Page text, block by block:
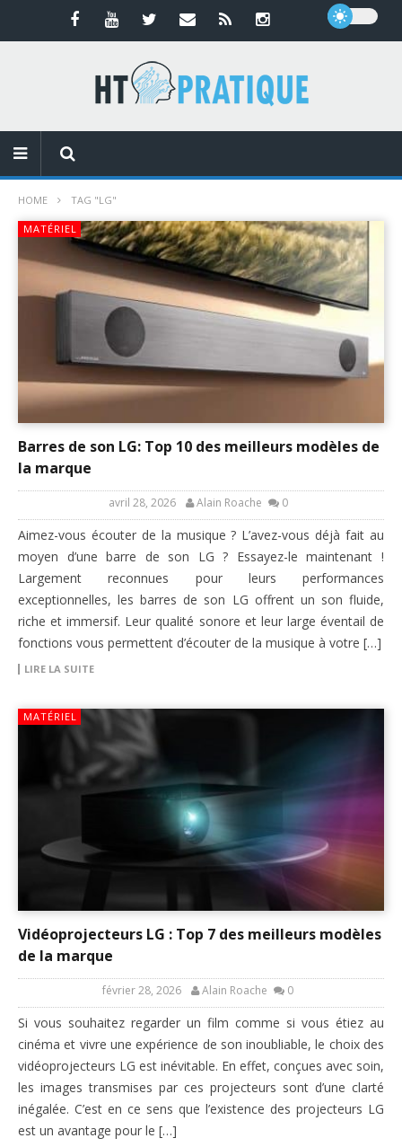
HOME TAG "LG"
MATÉRIEL
Barres de son LG: Top 10 des meilleurs modèles de
la marque
avril 28, 2026 Alain Roache 0
Aimez-vous écouter de la musique ? L’avez-vous déjà fait au
moyen d’une barre de son LG ? Essayez-le maintenant !
Largement reconnues pour leurs performances
exceptionnelles, les barres de son LG offrent un son fluide,
riche et immersif. Leur qualité sonore et leur large éventail de
fonctions vous permettent d’écouter de la musique à votre […]
LIRE LA SUITE
MATÉRIEL
Vidéoprojecteurs LG : Top 7 des meilleurs modèles
de la marque
février 28, 2026 Alain Roache 0
Si vous souhaitez regarder un film comme si vous étiez au
cinéma et vivre une expérience de son inoubliable, le choix des
vidéoprojecteurs LG est inévitable. En effet, conçues avec soin,
les images transmises par ces projecteurs sont d’une clarté
inégalée. C’est en ce sens que l’existence des projecteurs LG
est un avantage pour le […]